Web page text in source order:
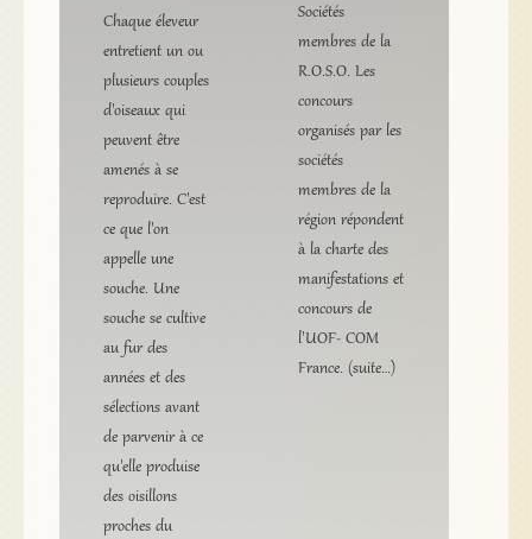
Chaque éleveur
entretient un ou
plusieurs couples
d'oiseaux qui
peuvent être
amenés à se
reproduire. C'est
ce que l'on
appelle une
souche. Une
souche se cultive
au fur des
années et des
sélections avant
de parvenir à ce
qu'elle produise
des oisillons
proches du
Sociétés
membres de la
R.O.S.O. Les
concours
organisés par les
sociétés
membres de la
région répondent
à la charte des
manifestations et
concours de
l'UOF- COM
France. (suite…)